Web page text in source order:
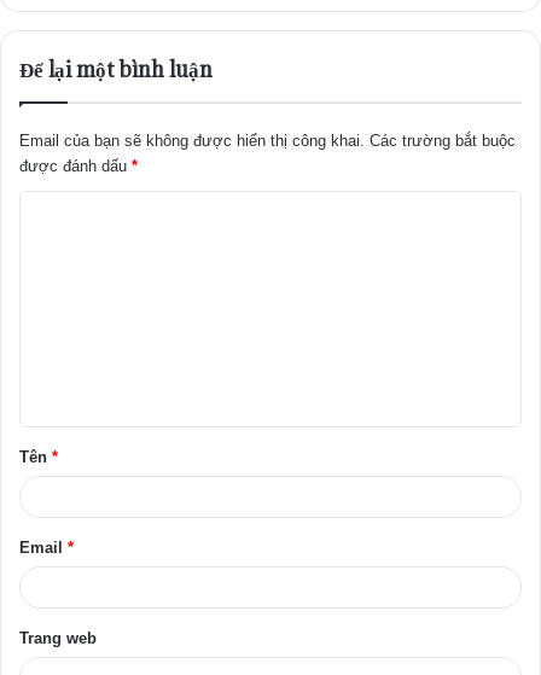
Để lại một bình luận
Email của bạn sẽ không được hiển thị công khai. Các trường bắt buộc
được đánh dấu *
ậ
n
Tên *
Email *
Trang web